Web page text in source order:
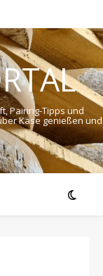
Pairing-Tipps und
Käse genießen und